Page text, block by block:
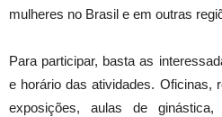
mulheres no Brasil e em outras
Para participar, basta as
e horário das atividades. Oficinas,
exposições, aulas de